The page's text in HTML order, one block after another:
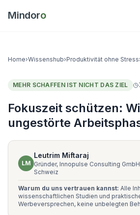
Mindoro
Home›Wissenshub›Produktivität ohne Stress
MEHR SCHAFFEN IST NICHT DAS ZIEL
Fokuszeit schützen:
ungestörte
LM
Leutrim Miftaraj
Gründer, Innopulse Consulting GmbH
Schweiz
Warum du uns vertrauen kannst: Alle
wissenschaftlichen Studien und
Werbeversprechen, keine unbelegten